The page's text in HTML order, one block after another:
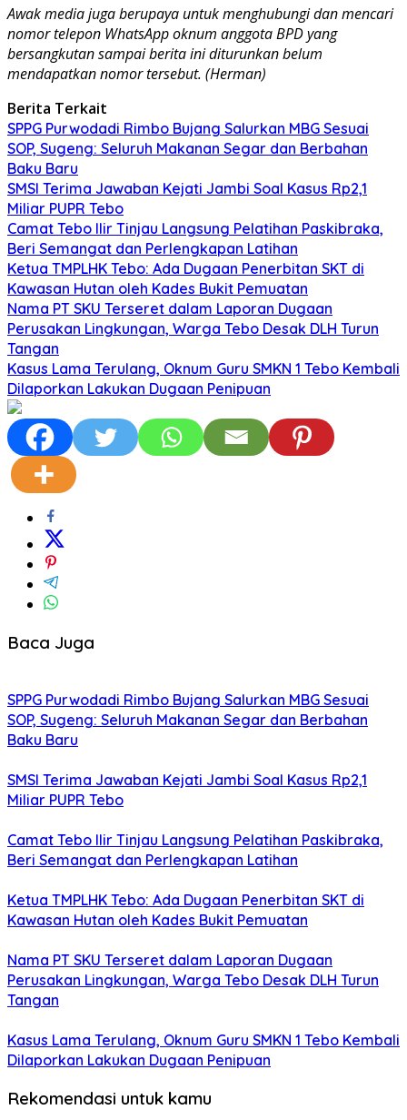
Awak media juga berupaya untuk menghubungi dan mencari
nomor telepon WhatsApp oknum anggota BPD yang
bersangkutan sampai berita ini diturunkan belum
mendapatkan nomor tersebut. (Herman)
Berita Terkait
SPPG Purwodadi Rimbo Bujang Salurkan MBG Sesuai
SOP, Sugeng: Seluruh Makanan Segar dan Berbahan
Baku Baru
SMSI Terima Jawaban Kejati Jambi Soal Kasus Rp2,1
Miliar PUPR Tebo
Camat Tebo Ilir Tinjau Langsung Pelatihan Paskibraka,
Beri Semangat dan Perlengkapan Latihan
Ketua TMPLHK Tebo: Ada Dugaan Penerbitan SKT di
Kawasan Hutan oleh Kades Bukit Pemuatan
Nama PT SKU Terseret dalam Laporan Dugaan
Perusakan Lingkungan, Warga Tebo Desak DLH Turun
Tangan
Kasus Lama Terulang, Oknum Guru SMKN 1 Tebo Kembali
Dilaporkan Lakukan Dugaan Penipuan
Baca Juga
SPPG Purwodadi Rimbo Bujang Salurkan MBG Sesuai
SOP, Sugeng: Seluruh Makanan Segar dan Berbahan
Baku Baru
SMSI Terima Jawaban Kejati Jambi Soal Kasus Rp2,1
Miliar PUPR Tebo
Camat Tebo Ilir Tinjau Langsung Pelatihan Paskibraka,
Beri Semangat dan Perlengkapan Latihan
Ketua TMPLHK Tebo: Ada Dugaan Penerbitan SKT di
Kawasan Hutan oleh Kades Bukit Pemuatan
Nama PT SKU Terseret dalam Laporan Dugaan
Perusakan Lingkungan, Warga Tebo Desak DLH Turun
Tangan
Kasus Lama Terulang, Oknum Guru SMKN 1 Tebo Kembali
Dilaporkan Lakukan Dugaan Penipuan
Rekomendasi untuk kamu